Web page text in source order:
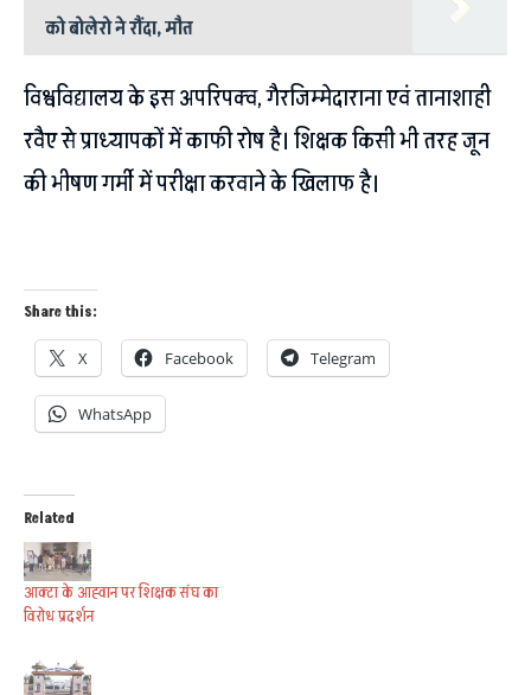
को बोलेरो ने रौंदा, मौत
विश्वविद्यालय के इस अपरिपक्व, गैरजिम्मेदाराना एवं तानाशाही
रवैए से प्राध्यापकों में काफी रोष है। शिक्षक किसी भी तरह जून
की भीषण गर्मी में परीक्षा करवाने के खिलाफ है।
Share this:
X Facebook Telegram
WhatsApp
Related
आक्टा के आह्वान पर शिक्षक संघ का
विरोध प्रदर्शन